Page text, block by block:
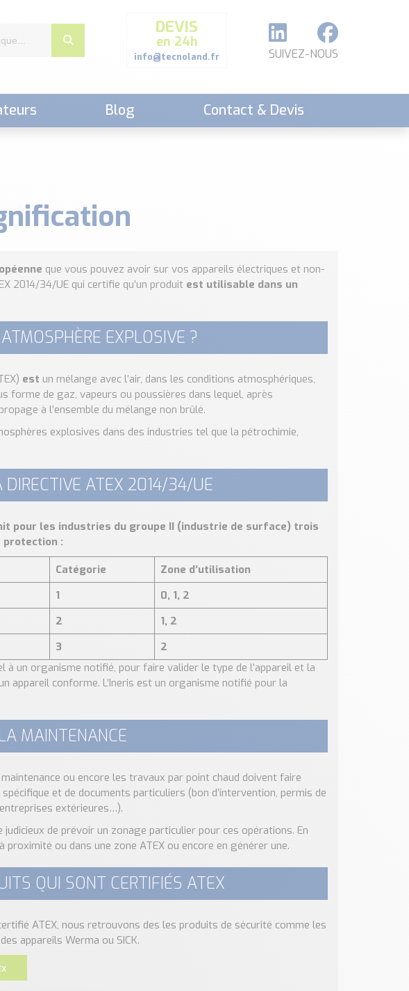
DEVIS
en 24h
info@tecnoland.fr SUIVEZ-NOUS
Blog Contact & Devis
que vous pouvez avoir sur vos appareils électriques et non-
2014/34/UE qui certifie qu’un produit est utilisable dans un
EXPLOSIVE ?
est un mélange avec l’air, dans les conditions atmosphériques,
forme de gaz, vapeurs ou poussières dans lequel, après
à l’ensemble du mélange non brûlé.
explosives dans des industries tel que la pétrochimie,
DIRECTIVE ATEX 2014/34/UE
pour les industries du groupe II (industrie de surface) trois
protection :
Catégorie
Zone d’utilisation
1
0, 1, 2
2
1, 2
3
2
à un organisme notifié, pour faire valider le type de l’appareil et la
appareil conforme. L’Ineris est un organisme notifié pour la
MAINTENANCE
ou encore les travaux par point chaud doivent faire
spécifique et de documents particuliers (bon d’intervention, permis de
extérieures…).
de prévoir un zonage particulier pour ces opérations. En
ou dans une zone ATEX ou encore en générer une.
QUI SONT CERTIFIÉS ATEX
ATEX, nous retrouvons des les produits de sécurité comme les
appareils Werma ou SICK.